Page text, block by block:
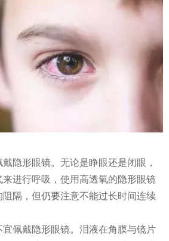
隐形眼镜。无论是睁眼还是闭眼，
进行呼吸，使用高透氧的隐形眼镜
隔，但仍要注意不能过长时间连续
宜佩戴隐形眼镜。泪液在角膜与镜片